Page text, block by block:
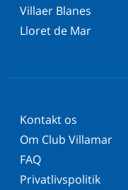
Villaer Blanes
Lloret de Mar
Kontakt os
Om Club Villamar
FAQ
Privatlivspolitik